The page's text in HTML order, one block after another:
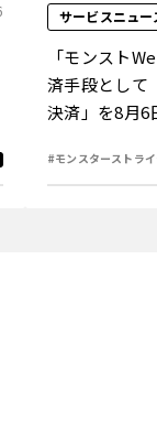
サービスニュー
「モンスト
済手段として
決済」を8月6
#モンスターストラ